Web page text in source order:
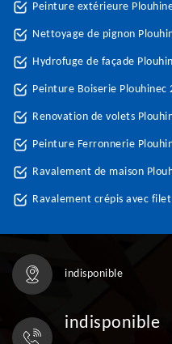
Peinture extérieure
Nettoyage de pignon
Hydrofuge de façade
Peinture Boiserie Plouhinec
Renovation de volets
Peinture Ferronnerie
Ravalement de maison
Ravalement crépis avec
indisponible
indisponible